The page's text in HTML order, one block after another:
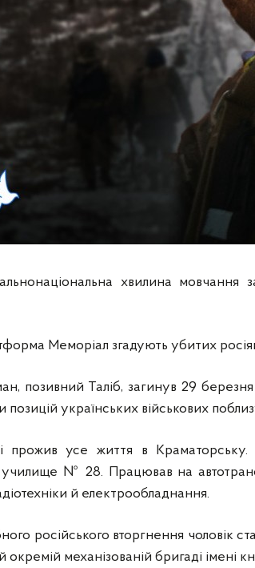
хвилина мовчання
Меморіал згадують убитих
позивний Таліб, загинув 29
позицій українських військових
і прожив усе життя в
училище № 28. Працював на
й електрообладнання.
російського вторгнення чоловік
механізованій бригаді імені